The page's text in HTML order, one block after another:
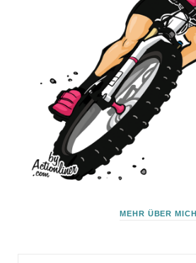
MEHR ÜBER MICH